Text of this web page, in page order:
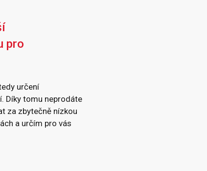
pro
určení
Díky tomu neprodáte
za zbytečně nízkou
a určím pro vás